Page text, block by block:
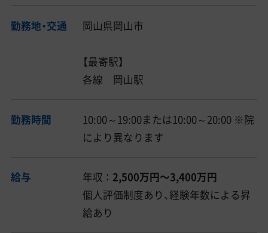
勤務地・交通 岡山県岡山市
【最寄駅】
各線 岡山駅
勤務時間
10:00～19:00または10:00～20:00 ※院
により異なります
給与 年収 ： 2,500万円〜3,400万円
個人評価制度あり、経験年数による昇
給あり